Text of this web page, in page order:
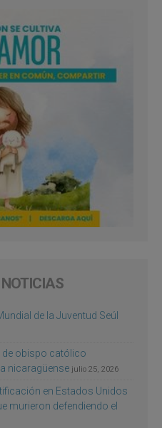
de la Juventud Seúl
de obispo católico
nicaragüense julio 25, 2026
en Estados Unidos
murieron defendiendo el